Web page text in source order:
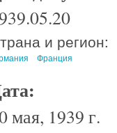
и регион:
Франция
мая, 1939 г.